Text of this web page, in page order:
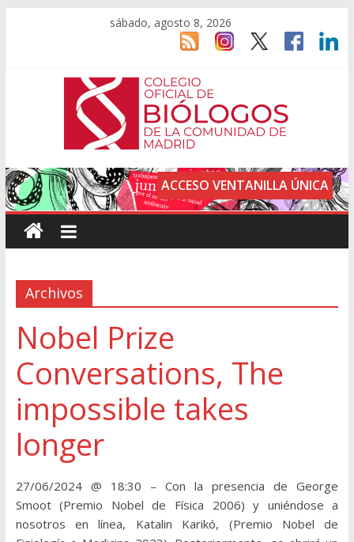
sábado, agosto 8, 2026
ACCESO VENTANILLA ÚNICA
Archivos
Nobel Prize
Conversations, The
impossible takes
longer
27/06/2024 @ 18:30 – Con la presencia de George
Smoot (Premio Nobel de Física 2006) y uniéndose a
nosotros en línea, Katalin Karikó, (Premio Nobel de